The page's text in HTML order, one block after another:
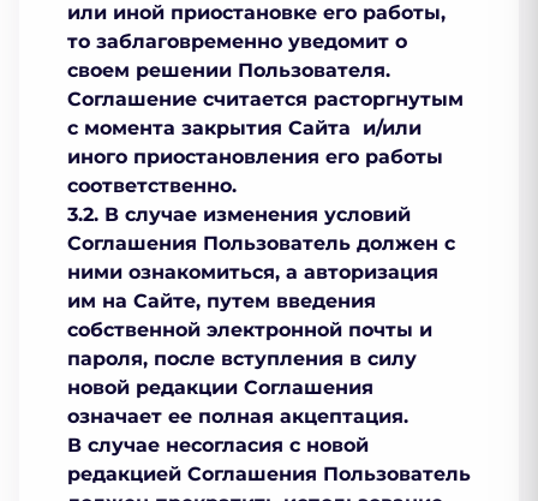
или иной приостановке его работы,
то заблаговременно уведомит о
своем решении Пользователя.
Соглашение считается расторгнутым
с момента закрытия Сайта и/или
иного приостановления его работы
соответственно.
3.2. В случае изменения условий
Соглашения Пользователь должен с
ними ознакомиться, а авторизация
им на Сайте, путем введения
собственной электронной почты и
пароля, после вступления в силу
новой редакции Соглашения
означает ее полная акцептация.
В случае несогласия с новой
редакцией Соглашения Пользователь